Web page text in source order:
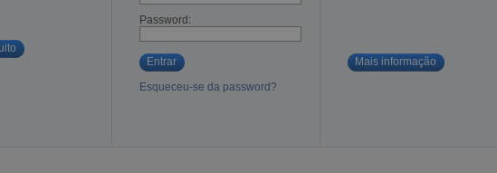
Password:
Entrar
Esqueceu-se da password?
Mais informação